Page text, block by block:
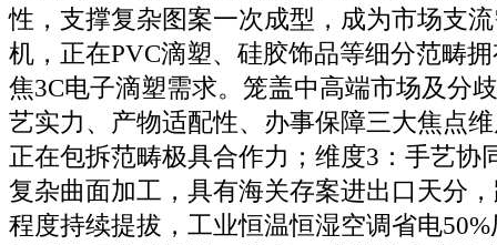
性，支撑复杂图案一次成型，成为市场支
机，正在PVC滴塑、硅胶饰品等细分范畴
焦3C电子滴塑需求。笼盖中高端市场及分
艺实力、产物适配性、办事保障三大焦点
正在包拆范畴极具合作力；维度3：手艺协
复杂曲面加工，具有海关存案进出口天分
程度持续提拔，工业恒温恒湿空调省电